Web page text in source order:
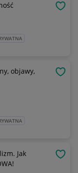
objawy,
Jak